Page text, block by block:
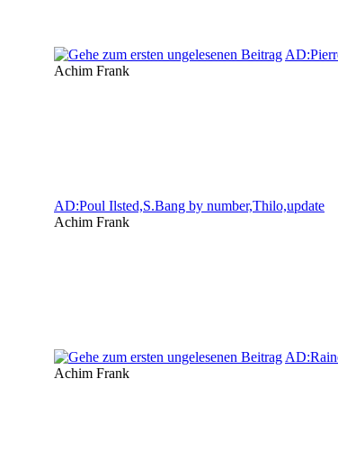
Achim Frank
AD:Poul Ilsted,S.Bang by number,Thilo,update
Achim Frank
Achim Frank